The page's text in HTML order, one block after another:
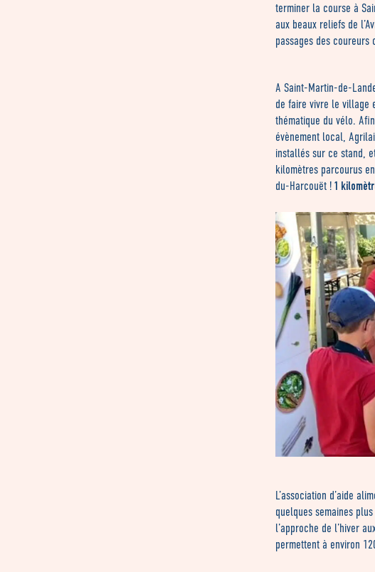
terminer la course à
aux beaux reliefs de
passages des
A Saint-Martin-de-
de faire vivre le village
thématique du vélo.
évènement local,
installés sur ce stand,
kilomètres parcourus
du-Harcouët ! 1
L’association d’aide
quelques semaines
l’approche de l’hiver
permettent à environ